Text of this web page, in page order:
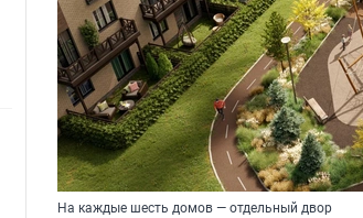
На каждые шесть домов — отдельный двор